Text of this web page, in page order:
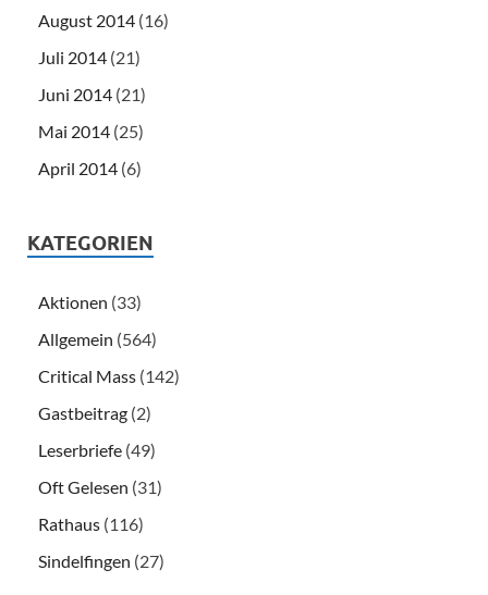
August 2014 (16)
Juli 2014 (21)
Juni 2014 (21)
Mai 2014 (25)
April 2014 (6)
KATEGORIEN
Aktionen (33)
Allgemein (564)
Critical Mass (142)
Gastbeitrag (2)
Leserbriefe (49)
Oft Gelesen (31)
Rathaus (116)
Sindelfingen (27)